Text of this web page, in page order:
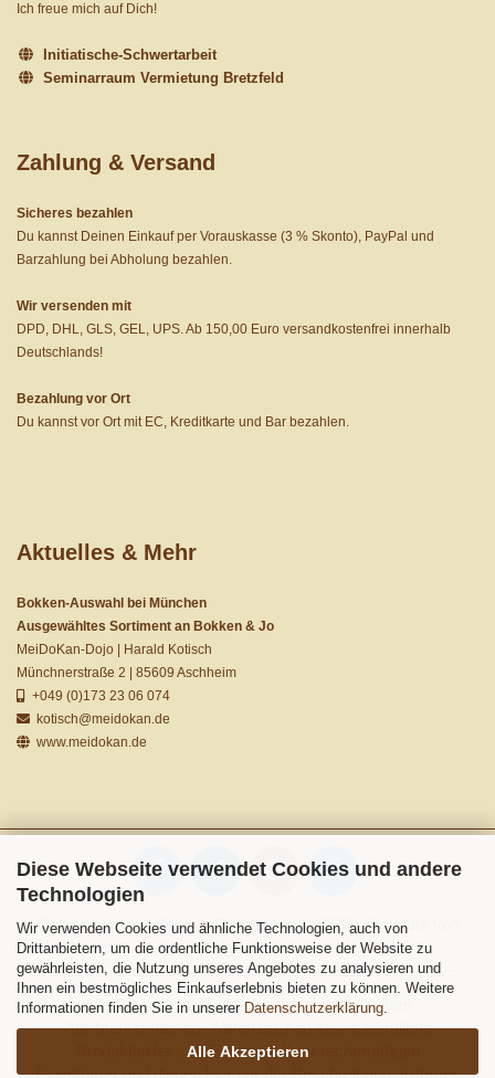
Diese Webseite verwendet Cookies und andere
Technologien
Wir verwenden Cookies und ähnliche Technologien, auch von
Drittanbietern, um die ordentliche Funktionsweise der Website zu
gewährleisten, die Nutzung unseres Angebotes zu analysieren und
Ihnen ein bestmögliches Einkaufserlebnis bieten zu können. Weitere
Informationen finden Sie in unserer Datenschutzerklärung.
Alle Akzeptieren
Ich freue mich auf Dich!
Initiatische-Schwertarbeit
Seminarraum Vermietung Bretzfeld
Zahlung & Versand
Sicheres bezahlen
Du kannst Deinen Einkauf per Vorauskasse (3 % Skonto), PayPal und
Barzahlung bei Abholung bezahlen.
Wir versenden mit
DPD, DHL, GLS, GEL, UPS. Ab 150,00 Euro versandkostenfrei innerhalb
Deutschlands!
Bezahlung vor Ort
Du kannst vor Ort mit EC, Kreditkarte und Bar bezahlen.
Aktuelles & Mehr
Bokken-Auswahl bei München
Ausgewähltes Sortiment an Bokken & Jo
MeiDoKan-Dojo | Harald Kotisch
Münchnerstraße 2 | 85609 Aschheim
+049 (0)173 23 06 074
kotisch@meidokan.de
www.meidokan.de
Onlineshop erstellenmit Gambio.de © 2026 | Template von
JungCreative.
Alle Preise inkl. MwSt. & zzgl. Versandkosten
Alle Markennamen, Warenzeichen sowie sämtliche
Produktbilder sind Eigentum Ihrer rechtmäßigen
Eigentümer und dienen hier nur der Beschreibung. Irrtümer,